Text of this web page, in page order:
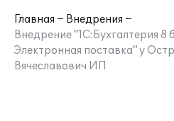
Главная
Внедрения
Внедрение "1С:Бухгалтерия 8
Электронная поставка" у
Вячеславович ИП